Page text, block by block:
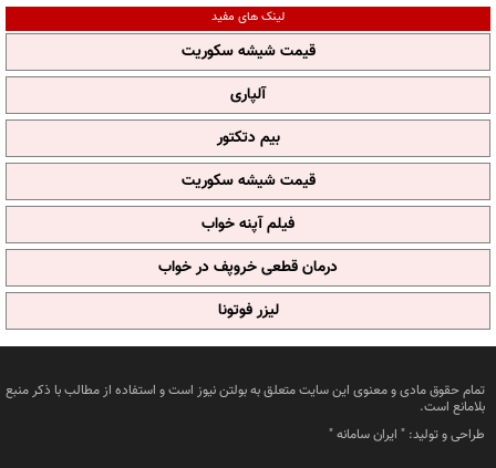
لینک های مفید
قیمت شیشه سکوریت
آلپاری
بیم دتکتور
قیمت شیشه سکوریت
فیلم آپنه خواب
درمان قطعی خروپف در خواب
لیزر فوتونا
تمام حقوق مادی و معنوی این سایت متعلق به بولتن نیوز است و استفاده از مطالب با ذکر منبع
بلامانع است.
طراحی و تولید: " ایران سامانه"